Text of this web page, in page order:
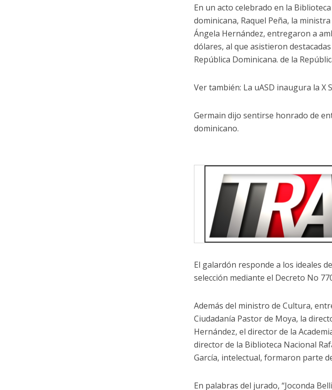
En un acto celebrado en la
dominicana, Raquel Peña, la
Ángela Hernández, entregaron a
dólares, al que asistieron
República Dominicana. de la
Ver también: La uASD inaugura la X
Germain dijo sentirse honrado de
dominicano.
El galardón responde a los ideales
selección mediante el Decreto No
Además del ministro de Cultura,
Ciudadanía Pastor de Moya, la
Hernández, el director de la
director de la Biblioteca Nacional
García, intelectual, formaron parte
En palabras del jurado, “Joconda